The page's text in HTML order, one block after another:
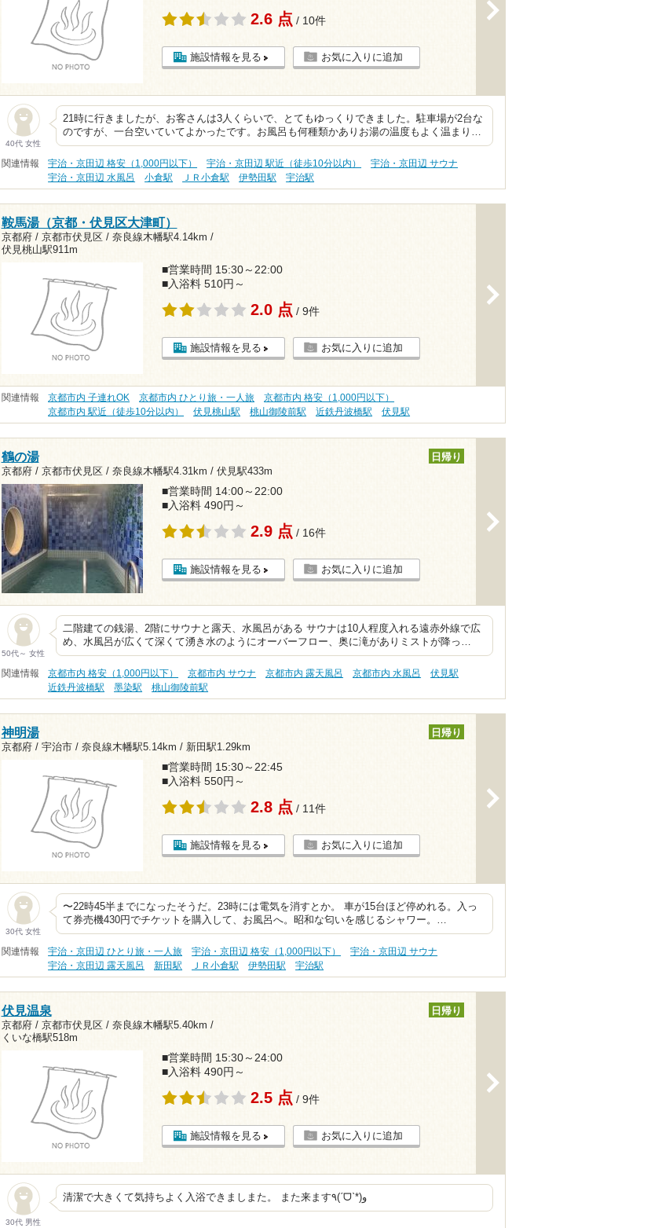
2.6 点 / 10件
施設情報を見る お気に入りに追加
40代 女性
21時に行きましたが、お客さんは3人くらいで、とてもゆっくりできました。駐車場が2台な
のですが、一台空いていてよかったです。お風呂も何種類かありお湯の温度もよく温まり…
関連情報 宇治・京田辺 格安（1,000円以下） 宇治・京田辺 駅近（徒歩10分以内）
宇治・京田辺 サウナ
宇治・京田辺 水風呂
小倉駅 ＪＲ小倉駅 伊勢田駅 宇治駅
鞍馬湯（京都・伏見区大津町）
京都府 / 京都市伏見区 / 奈良線木幡駅4.14km /
伏見桃山駅911m
■営業時間 15:30～22:00
■入浴料 510円～
2.0 点 / 9件
施設情報を見る お気に入りに追加
関連情報 京都市内 子連れOK 京都市内 ひとり旅・一人旅
京都市内 格安（1,000円以下）
京都市内 駅近（徒歩10分以内）
伏見桃山駅 桃山御陵前駅 近鉄丹波橋駅 伏見駅
鶴の湯
京都府 / 京都市伏見区 / 奈良線木幡駅4.31km / 伏見駅433m
日帰り
■営業時間 14:00～22:00
■入浴料 490円～
2.9 点 / 16件
施設情報を見る お気に入りに追加
50代～ 女性
二階建ての銭湯、2階にサウナと露天、水風呂がある サウナは10人程度入れる遠赤外線で広
め、水風呂が広くて深くて湧き水のようにオーバーフロー、奥に滝がありミストが降っ…
関連情報 京都市内 格安（1,000円以下） 京都市内 サウナ 京都市内 露天風呂 京都市内 水風呂
伏見駅
近鉄丹波橋駅
墨染駅 桃山御陵前駅
神明湯
京都府 / 宇治市 / 奈良線木幡駅5.14km / 新田駅1.29km
日帰り
■営業時間 15:30～22:45
■入浴料 550円～
2.8 点 / 11件
施設情報を見る お気に入りに追加
30代 女性
〜22時45半までになったそうだ。23時には電気を消すとか。 車が15台ほど停めれる。入っ
て券売機430円でチケットを購入して、お風呂へ。昭和な匂いを感じるシャワー。…
関連情報 宇治・京田辺 ひとり旅・一人旅 宇治・京田辺 格安（1,000円以下）
宇治・京田辺 サウナ
宇治・京田辺 露天風呂
新田駅 ＪＲ小倉駅 伊勢田駅 宇治駅
伏見温泉
京都府 / 京都市伏見区 / 奈良線木幡駅5.40km /
くいな橋駅518m
日帰り
■営業時間 15:30～24:00
■入浴料 490円～
2.5 点 / 9件
施設情報を見る お気に入りに追加
30代 男性
清潔で大きくて気持ちよく入浴できましまた。 また来ます٩(ˊᗜˋ*)و